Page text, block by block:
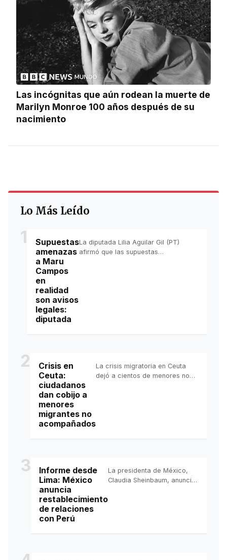
Las incógnitas que aún rodean la muerte de
Marilyn Monroe 100 años después de su
nacimiento
Lo Más Leído
1
Supuestas
amenazas
a Maru
Campos
en
realidad
son avisos
legales:
diputada
La diputada Lilia Aguilar Gil (PT)
afirmó que las supuestas
2
Crisis en
Ceuta:
ciudadanos
dan cobijo a
menores
migrantes no
acompañados
La crisis migratoria en Ceuta
dejó a cientos de menores no
3
Informe desde
Lima: México
anuncia
restablecimiento
de relaciones
con Perú
La presidenta de México,
Claudia Sheinbaum, anunció